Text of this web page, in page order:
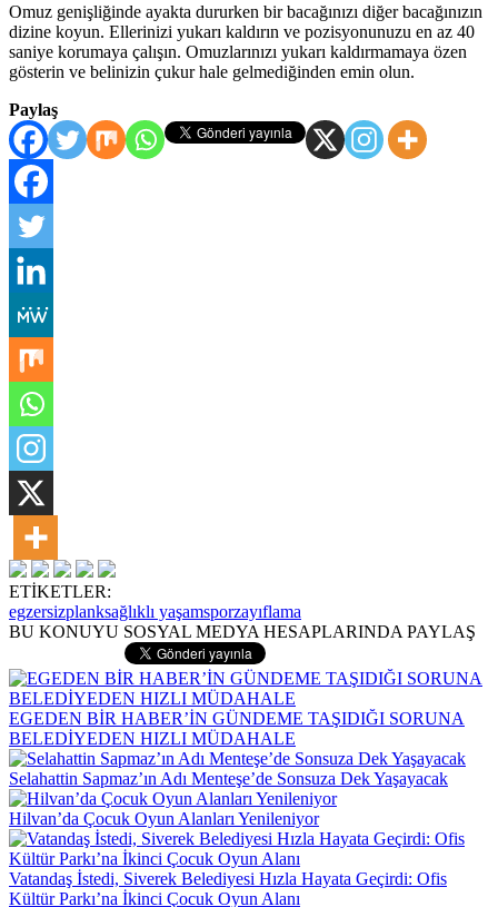
Omuz genişliğinde ayakta dururken bir bacağınızı diğer bacağınızın
dizine koyun. Ellerinizi yukarı kaldırın ve pozisyonunuzu en az 40
saniye korumaya çalışın. Omuzlarınızı yukarı kaldırmamaya özen
gösterin ve belinizin çukur hale gelmediğinden emin olun.
Paylaş
ETİKETLER:
egzersizplanksağlıklı yaşamsporzayıflama
BU KONUYU SOSYAL MEDYA HESAPLARINDA PAYLAŞ
EGEDEN BİR HABER’İN GÜNDEME TAŞIDIĞI SORUNA
BELEDİYEDEN HIZLI MÜDAHALE
Selahattin Sapmaz’ın Adı Menteşe’de Sonsuza Dek Yaşayacak
Hilvan’da Çocuk Oyun Alanları Yenileniyor
Vatandaş İstedi, Siverek Belediyesi Hızla Hayata Geçirdi: Ofis
Kültür Parkı’na İkinci Çocuk Oyun Alanı